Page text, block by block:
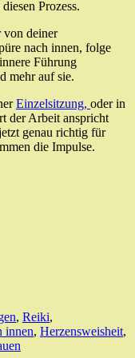
Prozess.
von deiner
nach innen, folge
Führung
mehr auf sie.
Einzelsitzung, oder in
der Arbeit anspricht
genau richtig für
die Impulse.
, Reiki,
innen, Herzensweisheit,